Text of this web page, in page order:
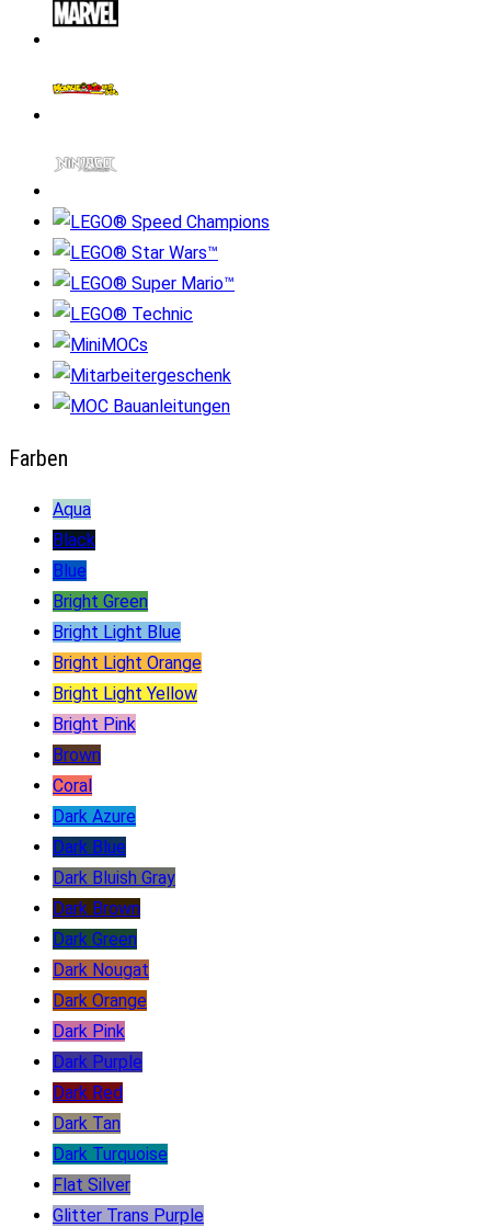
Farben
Aqua
Black
Blue
Bright Green
Bright Light Blue
Bright Light Orange
Bright Light Yellow
Bright Pink
Brown
Coral
Dark Azure
Dark Blue
Dark Bluish Gray
Dark Brown
Dark Green
Dark Nougat
Dark Orange
Dark Pink
Dark Purple
Dark Red
Dark Tan
Dark Turquoise
Flat Silver
Glitter Trans Purple